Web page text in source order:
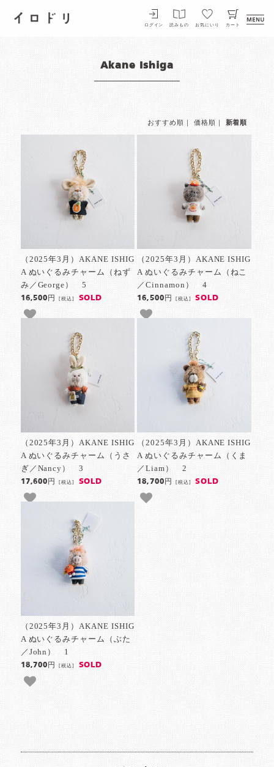
イロドリ
ログイン 読みもの お気にいり カート
Akane Ishiga
おすすめ順 価格順 新着順
（2025年3月）AKANE ISHIG
A ぬいぐるみチャーム（ねず
み／George） 5
16,500円[税込] SOLD
（2025年3月）AKANE ISHIG
A ぬいぐるみチャーム（ねこ
／Cinnamon） 4
16,500円 [税込] SOLD
（2025年3月）AKANE ISHIG
A ぬいぐるみチャーム（うさ
ぎ／Nancy） 3
17,600円[税込] SOLD
（2025年3月）AKANE ISHIG
A ぬいぐるみチャーム（くま
／Liam） 2
18,700円 [税込] SOLD
（2025年3月）AKANE ISHIG
A ぬいぐるみチャーム（ぶた
／John） 1
18,700円[税込] SOLD